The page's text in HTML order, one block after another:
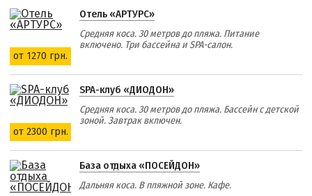
от 1270 грн.
Отель «АРТУРС»
Средняя коса. 30 метров до пляжа. Питание
включено. Три бассейна и SPA-салон.
от 2300 грн.
SPA-клуб «ДИОДОН»
Средняя коса. 30 метров до пляжа. Бассейн с детской
зоной. Завтрак включен.
База отдыха «ПОСЕЙДОН»
Дальняя коса. В пляжной зоне. Кафе.